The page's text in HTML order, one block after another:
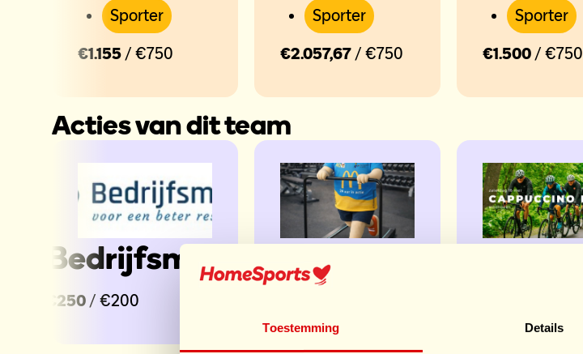
Toestemming Details
Sporter
€1.155 / €750
Sporter
€2.057,67 / €750
Sporter
€1.500 / €750
Acties van dit team
Bedrijfsmaat
€250 / €200
Dreaver
Loopband
Actie